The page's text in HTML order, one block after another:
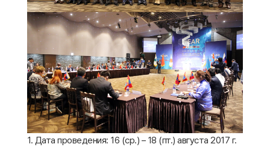
1. Дата проведения: 16 (ср.) – 18 (пт.) августа 2017 г.